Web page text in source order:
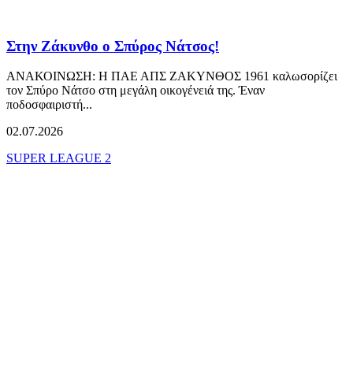
Στην Ζάκυνθο ο Σπύρος Νάτσος!
ΑΝΑΚΟΙΝΩΣΗ: Η ΠΑΕ ΑΠΣ ΖΑΚΥΝΘΟΣ 1961 καλωσορίζει
τον Σπύρο Νάτσο στη μεγάλη οικογένειά της. Έναν
ποδοσφαιριστή...
02.07.2026
SUPER LEAGUE 2